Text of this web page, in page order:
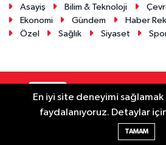
Asayiş Bilim & Teknoloji
Ekonomi
Gündem Haber
Özel
Sağlık Siyaset
Haber Yazılımı:
En iyi site deneyimi
faydalanıyoruz. Detaylar
TAMAM